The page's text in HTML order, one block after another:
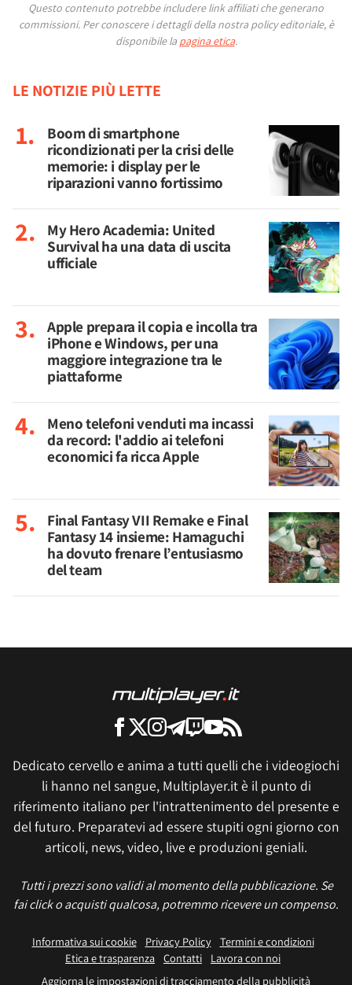
Questo contenuto potrebbe includere link affiliati che generano
commissioni. Per conoscere i dettagli della nostra policy editoriale, è
disponibile la pagina etica.
LE NOTIZIE PIÙ LETTE
Boom di smartphone
ricondizionati per la crisi delle
memorie: i display per le
riparazioni vanno fortissimo
My Hero Academia: United
Survival ha una data di uscita
ufficiale
Apple prepara il copia e incolla tra
iPhone e Windows, per una
maggiore integrazione tra le
piattaforme
Meno telefoni venduti ma incassi
da record: l'addio ai telefoni
economici fa ricca Apple
Final Fantasy VII Remake e Final
Fantasy 14 insieme: Hamaguchi
ha dovuto frenare l’entusiasmo
del team
Dedicato cervello e anima a tutti quelli che i videogiochi
li hanno nel sangue, Multiplayer.it è il punto di
riferimento italiano per l'intrattenimento del presente e
del futuro. Preparatevi ad essere stupiti ogni giorno con
articoli, news, video, live e produzioni geniali.
Tutti i prezzi sono validi al momento della pubblicazione. Se
fai click o acquisti qualcosa, potremmo ricevere un compenso.
Informativa sui cookie Privacy Policy
Termini e condizioni
Etica e trasparenza Contatti
Lavora con noi
Aggiorna le impostazioni di tracciamento della pubblicità